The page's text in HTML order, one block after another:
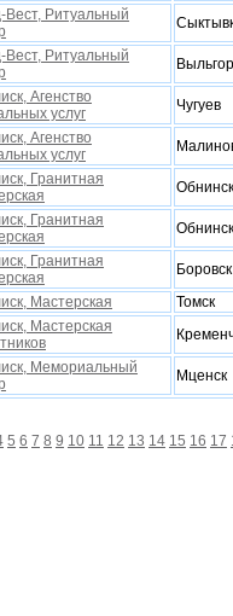
Вест, Ритуальный
Вест, Ритуальный
Агенство
услуг
Чугуев
Агенство
услуг
Гранитная
Обнинск
Гранитная
Обнинск
Гранитная
Боровск
Мастерская
Томск
Мастерская
Мемориальный
Мценск
5 6 7 8 9 10 11 12 13 14 15 16 17